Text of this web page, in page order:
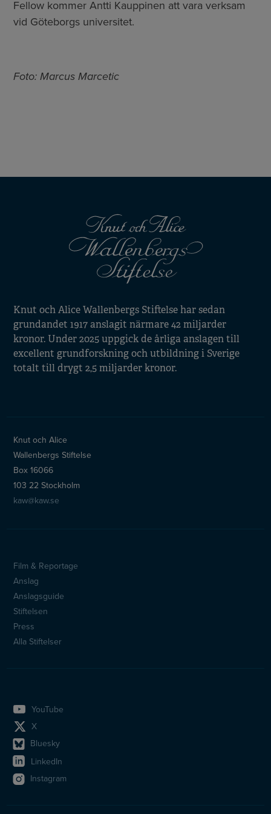
Fellow kommer Antti Kauppinen att vara verksam
vid Göteborgs universitet.
Foto: Marcus Marcetic
Knut och Alice Wallenbergs Stiftelse har sedan
grundandet 1917 anslagit närmare 42 miljarder
kronor. Under 2025 uppgick de årliga anslagen till
excellent grundforskning och utbildning i Sverige
totalt till drygt 2,5 miljarder kronor.
Knut och Alice
Wallenbergs Stiftelse
Box 16066
103 22 Stockholm
kaw@kaw.se
Sidfotsmeny
Film & Reportage
Anslag
Anslagsguide
Stiftelsen
Press
Alla Stiftelser
YouTube
X
Bluesky
LinkedIn
Instagram